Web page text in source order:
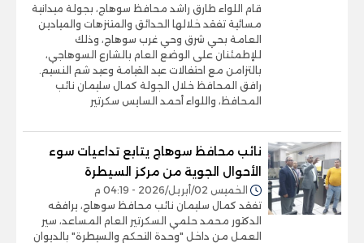
قام اللواء طارق راشد محافظ سوهاج، بجولة ميدانية
مسائية تفقد خلالها الحدائق والمتنزهات والميادين
العامة بحي شرق وحي غرب سوهاج، وذلك
للإطمئنان على الوضع العام بالشارع السوهاجي،
بالتزامن مع احتفالات عيد القيامة وعيد شم النسيم.
رافق المحافظ خلال الجولة كمال سليمان نائب
المحافظ، واللواء أحمد السايس سكرتير
نائب محافظ سوهاج يتابع تداعيات سوء
الأحوال الجوية من مركز السيطرة
الخميس 02/أبريل/2026 - 04:19 م
تفقد كمال سليمان نائب محافظ سوهاج، يرافقه
الدكتور محمد حلمي السكرتير العام المساعد، سير
العمل من داخل "وحدة التحكم والسيطرة" بالديوان